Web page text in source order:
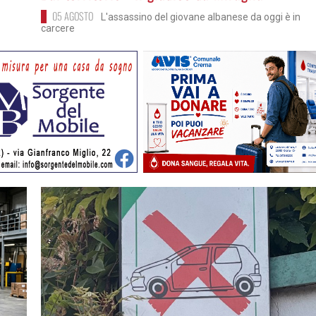
05 AGOSTO
L'assassino del giovane albanese da oggi è in
carcere